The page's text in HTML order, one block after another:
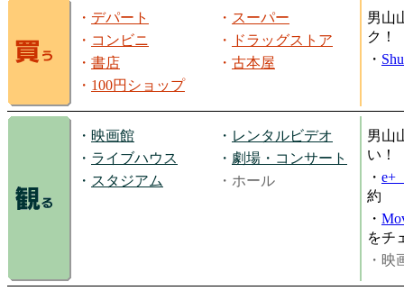
・ デパート ・ スーパー
・ コンビニ ・
ドラッグストア
・ 書店 ・ 古本屋
・ 100円ショップ
男山
ク！
・
・ 映画館 ・ レンタルビデオ
・ ライブハウス ・ 劇場・コンサート
・ スタジアム ・ホール
男山
い！
・ e+
約
・
をチ
・映